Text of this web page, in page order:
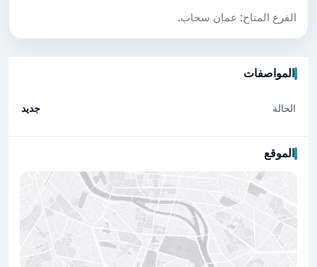
الفرع المتاح: عمان سحاب.
المواصفات
الحالة جديد
الموقع